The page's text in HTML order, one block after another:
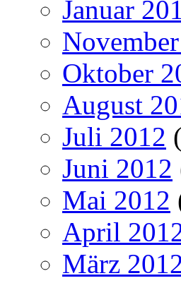
Januar
Oktober
August
Juli 2012
Juni 2012
Mai 2012
April
März